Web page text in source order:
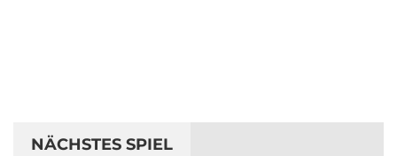
NÄCHSTES SPIEL